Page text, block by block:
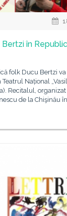
în
folk Ducu Bertzi
Național
Recitalul,
de la Chişinău